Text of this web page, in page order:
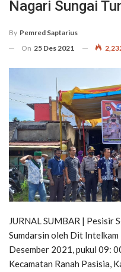
Nagari Sungai
By Pemred Saptarius
On 25 Des 2021
JURNAL SUMBAR | Pesisir
Sumdarsin oleh Dit Intelkam
Desember 2021, pukul 09:
Kecamatan Ranah Pasisia,